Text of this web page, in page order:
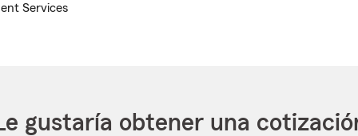
Services
gustaría obtener una